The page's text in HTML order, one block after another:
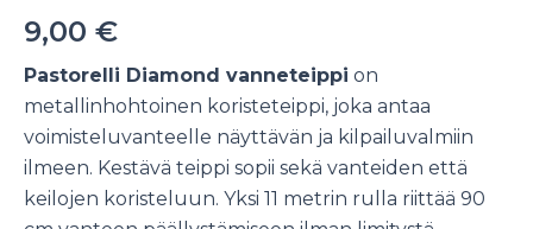
9,00 €
Pastorelli Diamond vanneteippi on
metallinhohtoinen koristeteippi, joka antaa
voimisteluvanteelle näyttävän ja kilpailuvalmiin
ilmeen. Kestävä teippi sopii sekä vanteiden että
keilojen koristeluun. Yksi 11 metrin rulla riittää 90